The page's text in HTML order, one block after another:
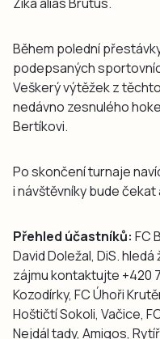
Během polední
podepsaných
Veškerý výtěžek z
nedávno zesnulého
Bertíkovi.
Po skončení turnaje
i návštěvníky bude
Přehled účastníků: FC
David Doležal, DiS.
zájmu kontaktujte +420
Kozodírky, FC Úhoři
Hoštičtí Sokoli, Vačice,
Nejdál tady, Amigos,